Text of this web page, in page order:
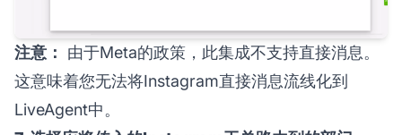
注意：
由于Meta的政策，此集成不支持直接消息。
这意味着您无法将Instagram直接消息流线化到
LiveAgent中。